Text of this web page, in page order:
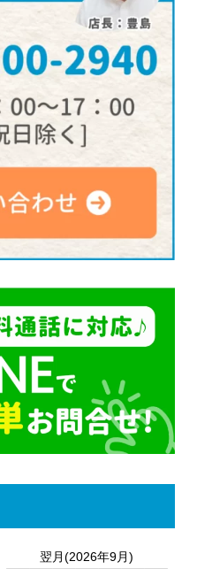
翌月(2026年9月)